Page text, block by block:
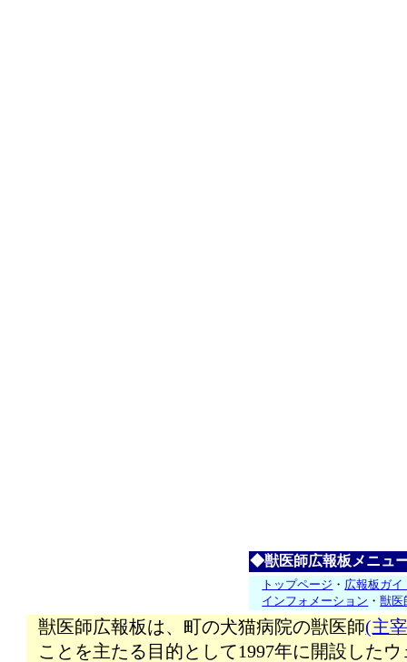
◆獣医師広報板メニュ
トップページ ・ 広報板ガイ
インフォメーション ・獣医
獣医師広報板は、町の犬猫病院の獣医師(主
ことを主たる目的として1997年に開設した